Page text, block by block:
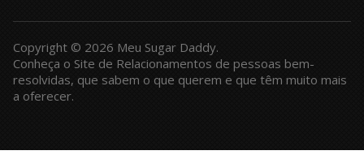
Copyright © 2026 Meu Sugar Daddy.
Conheça o Site de Relacionamentos de pessoas bem-
resolvidas, que sabem o que querem e que têm muito mais
a oferecer.